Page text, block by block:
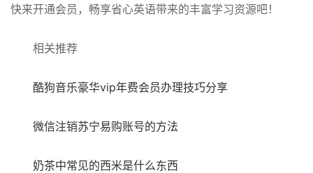
快来开通会员，畅享省心英语带来的丰富学习资源吧！
相关推荐
酷狗音乐豪华vip年费会员办理技巧分享
微信注销苏宁易购账号的方法
奶茶中常见的西米是什么东西